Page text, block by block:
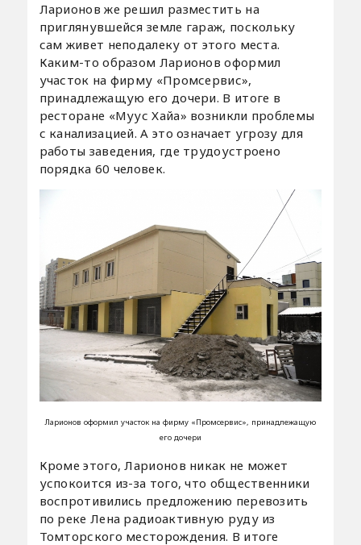
Ларионов же решил разместить на
приглянувшейся земле гараж, поскольку
сам живет неподалеку от этого места.
Каким-то образом Ларионов оформил
участок на фирму «Промсервис»,
принадлежащую его дочери. В итоге в
ресторане «Муус Хайа» возникли проблемы
с канализацией. А это означает угрозу для
работы заведения, где трудоустроено
порядка 60 человек.
Ларионов оформил участок на фирму «Промсервис», принадлежащую
его дочери
Кроме этого, Ларионов никак не может
успокоится из-за того, что общественники
воспротивились предложению перевозить
по реке Лена радиоактивную руду из
Томторского месторождения. В итоге